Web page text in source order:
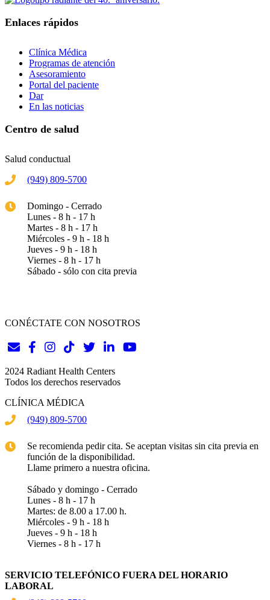
Enlaces rápidos
Clínica Médica
Programas de atención
Asesoramiento
Portal del paciente
Dar
En las noticias
Centro de salud
Salud conductual
(949) 809-5700
Domingo - Cerrado
Lunes - 8 h - 17 h
Martes - 8 h - 17 h
Miércoles - 9 h - 18 h
Jueves - 9 h - 18 h
Viernes - 8 h - 17 h
Sábado - sólo con cita previa
CONÉCTATE CON NOSOTROS
2024 Radiant Health Centers
Todos los derechos reservados
CLÍNICA MÉDICA
(949) 809-5700
Se recomienda pedir cita. Se aceptan visitas sin cita previa en
función de la disponibilidad.
Llame primero a nuestra oficina.
Sábado y domingo - Cerrado
Lunes - 8 h - 17 h
Martes: de 8.00 a 17.00 h.
Miércoles - 9 h - 18 h
Jueves - 9 h - 18 h
Viernes - 8 h - 17 h
SERVICIO TELEFÓNICO FUERA DEL HORARIO
LABORAL